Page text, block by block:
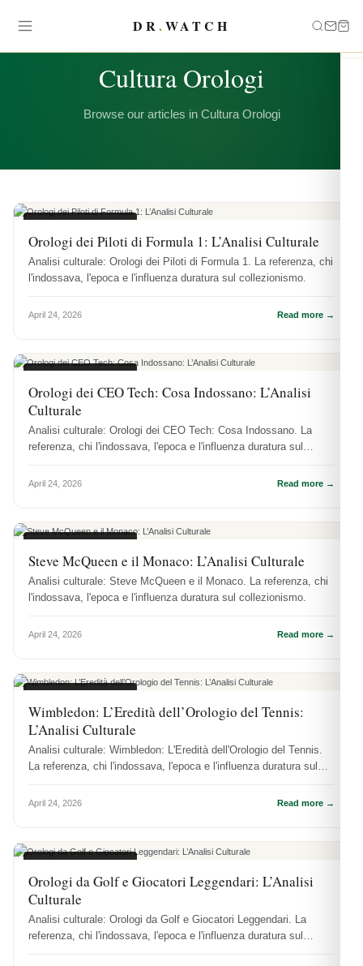
DR.WATCH
Cultura Orologi
Browse our articles in Cultura Orologi
Orologi dei Piloti di Formula 1: L’Analisi Culturale
Analisi culturale: Orologi dei Piloti di Formula 1. La referenza, chi
l'indossava, l'epoca e l'influenza duratura sul collezionismo.
April 24, 2026 Read more →
Orologi dei CEO Tech: Cosa Indossano: L’Analisi
Culturale
Analisi culturale: Orologi dei CEO Tech: Cosa Indossano. La
referenza, chi l'indossava, l'epoca e l'influenza duratura sul
April 24, 2026 Read more →
Steve McQueen e il Monaco: L’Analisi Culturale
Analisi culturale: Steve McQueen e il Monaco. La referenza, chi
l'indossava, l'epoca e l'influenza duratura sul collezionismo.
April 24, 2026 Read more →
Wimbledon: L’Eredità dell’Orologio del Tennis:
L’Analisi Culturale
Analisi culturale: Wimbledon: L'Eredità dell'Orologio del Tennis.
La referenza, chi l'indossava, l'epoca e l'influenza duratura sul
April 24, 2026 Read more →
Orologi da Golf e Giocatori Leggendari: L’Analisi
Culturale
Analisi culturale: Orologi da Golf e Giocatori Leggendari. La
referenza, chi l'indossava, l'epoca e l'influenza duratura sul